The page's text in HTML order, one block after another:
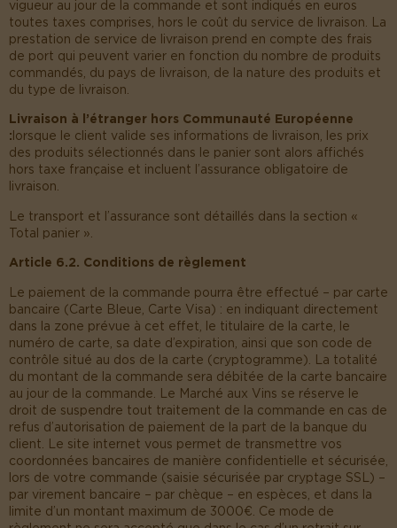
vigueur au jour de la commande et sont indiqués en euros
toutes taxes comprises, hors le coût du service de livraison. La
prestation de service de livraison prend en compte des frais
de port qui peuvent varier en fonction du nombre de produits
commandés, du pays de livraison, de la nature des produits et
du type de livraison.
Livraison à l’étranger hors Communauté Européenne
: lorsque le client valide ses informations de livraison, les prix
des produits sélectionnés dans le panier sont alors affichés
hors taxe française et incluent l’assurance obligatoire de
livraison.
Le transport et l’assurance sont détaillés dans la section «
Total panier ».
Article 6.2. Conditions de règlement
Le paiement de la commande pourra être effectué – par carte
bancaire (Carte Bleue, Carte Visa) : en indiquant directement
dans la zone prévue à cet effet, le titulaire de la carte, le
numéro de carte, sa date d’expiration, ainsi que son code de
contrôle situé au dos de la carte (cryptogramme). La totalité
du montant de la commande sera débitée de la carte bancaire
au jour de la commande. Le Marché aux Vins se réserve le
droit de suspendre tout traitement de la commande en cas de
refus d’autorisation de paiement de la part de la banque du
client. Le site internet vous permet de transmettre vos
coordonnées bancaires de manière confidentielle et sécurisée,
lors de votre commande (saisie sécurisée par cryptage SSL) –
par virement bancaire – par chèque – en espèces, et dans la
limite d’un montant maximum de 3000€. Ce mode de